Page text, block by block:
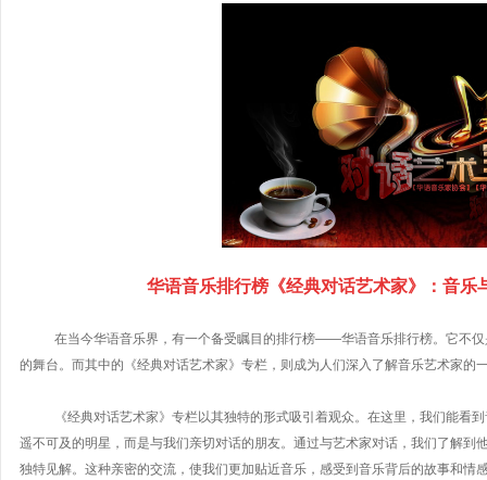
华语音乐排行榜《经典对话艺术家》：音乐
在当今华语音乐界，有一个备受瞩目的排行榜——华语音乐排行榜。它不仅
的舞台。而其中的《经典对话艺术家》专栏，则成为人们深入了解音乐艺术家的
《经典对话艺术家》专栏以其独特的形式吸引着观众。在这里，我们能看
遥不可及的明星，而是与我们亲切对话的朋友。通过与艺术家对话，我们了解到
独特见解。这种亲密的交流，使我们更加贴近音乐，感受到音乐背后的故事和情